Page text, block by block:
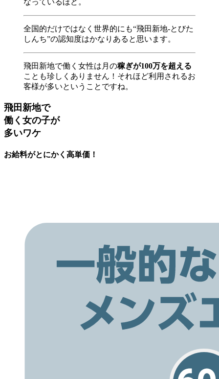
なっているほど。
全国的だけではなく世界的にも“飛田新地-とびた
しんち”の認知度はかなりあると思います。
飛田新地で働く女性は月の稼ぎが100万を超える
ことも珍しくありません！それほど利用されるお
客様が多いということですね。
飛田新地で
働く女の子が
多いワケ
お給料がとにかく高単価！